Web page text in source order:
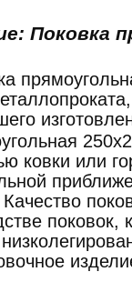
Поковка
ковки или
поковок,